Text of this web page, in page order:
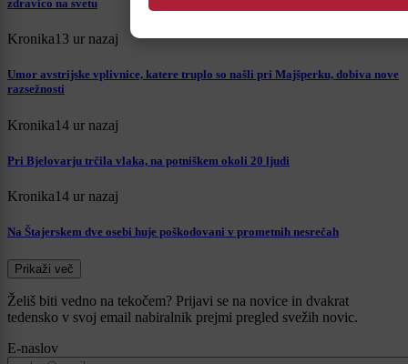
zdravico na svetu
Kronika13 ur nazaj
Umor avstrijske vplivnice, katere truplo so našli pri Majšperku, dobiva nove
razsežnosti
Kronika14 ur nazaj
Pri Bjelovarju trčila vlaka, na potniškem okoli 20 ljudi
Kronika14 ur nazaj
Na Štajerskem dve osebi huje poškodovani v prometnih nesrečah
Prikaži več
Želiš biti vedno na tekočem? Prijavi se na novice in dvakrat
tedensko v svoj email nabiralnik prejmi pregled svežih novic.
E-naslov